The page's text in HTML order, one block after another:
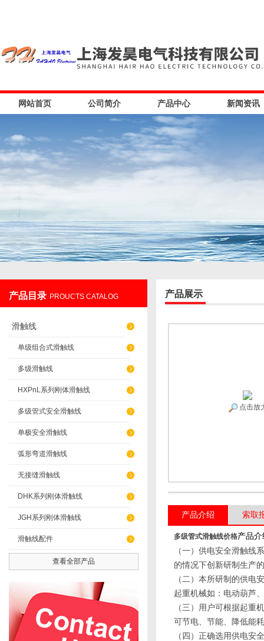
网站首页 公司简介 产品中心 新闻资讯
产品目录 PROUCTS CATALOG
滑触线
单级组合式滑触线
多级滑触线
HXPnL系列刚体滑触线
多级管式安全滑触线
单极安全滑触线
弧形弯道滑触线
无接缝滑触线
DHK系列刚体滑触线
JGH系列刚体滑触线
滑触线配件
查看全部产品
产品展示
点击放
产品介绍 索取
多级管式滑触线价格产品介
（一）供电安全滑触线
的情况下创新研制生产
（二）本所研制的供电
起重机械如：电动葫芦
（三）用户可根据起重
可节电、节能、降低能
（四）正确选用供电安